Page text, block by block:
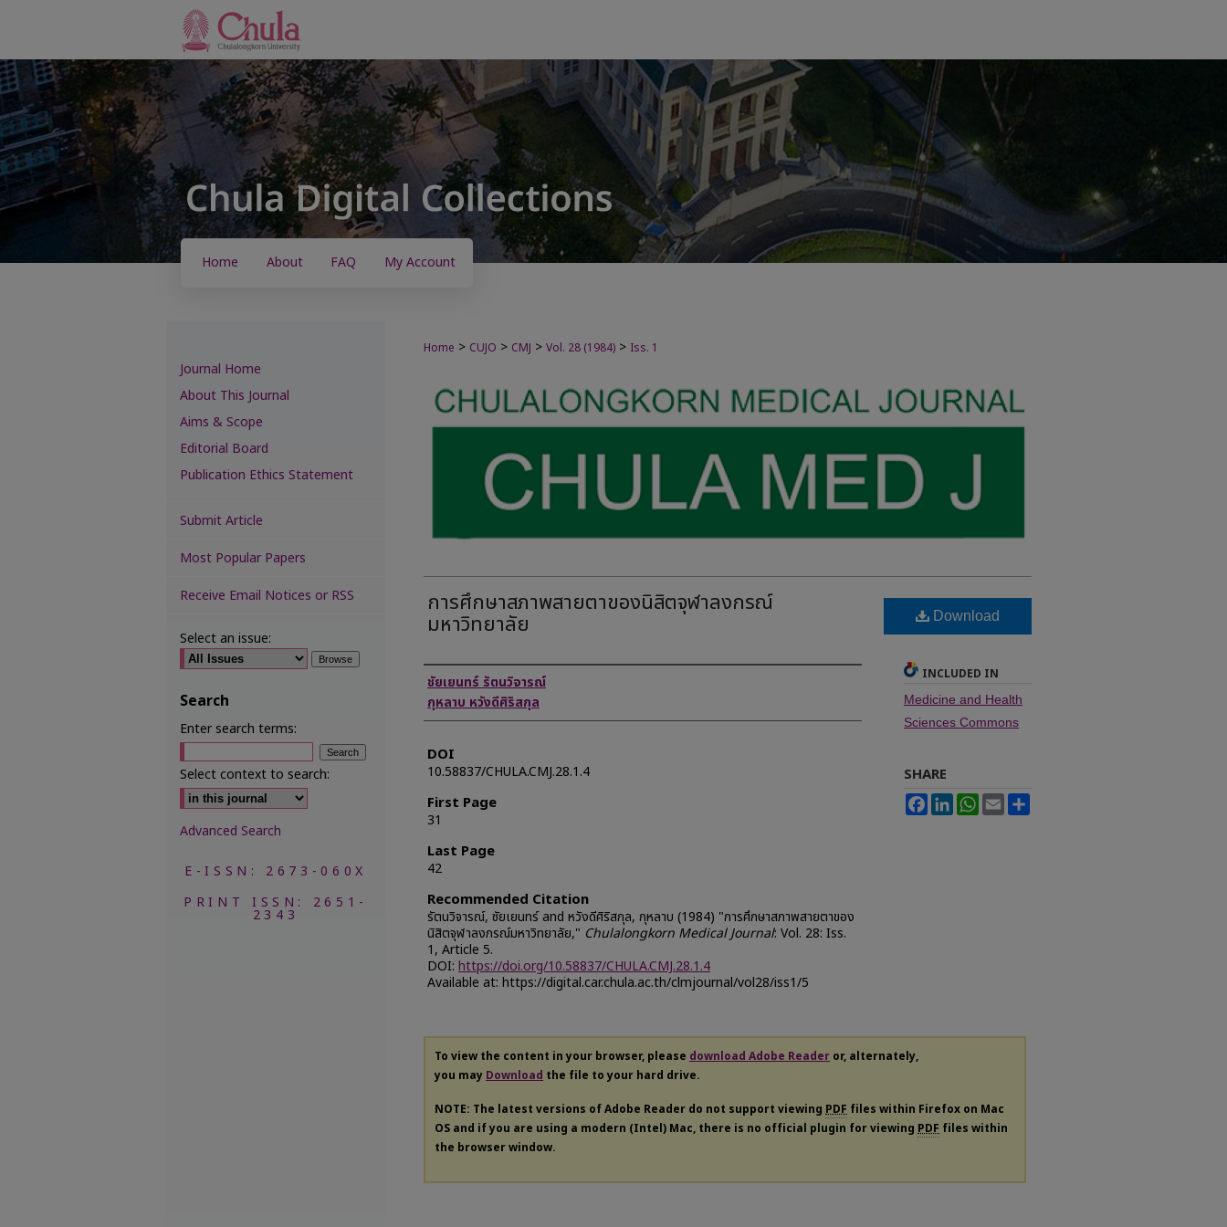
Home About FAQ My Account
Home > CUJO > CMJ > Vol. 28 (1984) > Iss. 1
การศึกษาสภาพสายตาของนิสิตจุฬาลงกรณ์
มหาวิทยาลัย
Authors
ชัยเยนทร์ รัตนวิจารณ์
กุหลาบ หวังดีศิริสกุล
DOI
10.58837/CHULA.CMJ.28.1.4
First Page
31
Last Page
42
Recommended Citation
รัตนวิจารณ์, ชัยเยนทร์ and หวังดีศิริสกุล, กุหลาบ (1984) "การศึกษาสภาพสายตาของ
นิสิตจุฬาลงกรณ์มหาวิทยาลัย," Chulalongkorn Medical Journal: Vol. 28: Iss.
1, Article 5.
DOI: https://doi.org/10.58837/CHULA.CMJ.28.1.4
Available at: https://digital.car.chula.ac.th/clmjournal/vol28/iss1/5
Download
INCLUDED IN
Medicine and Health
Sciences Commons
SHARE
FacebookLinkedInWhatsApp
Email
To view the content in your browser, please download Adobe Reader or, alternately,
you may Download the file to your hard drive.
NOTE: The latest versions of Adobe Reader do not support viewing PDF files within Firefox on Mac
OS and if you are using a modern (Intel) Mac, there is no official plugin for viewing PDF files within
the browser window.
Journal Home
About This Journal
Aims & Scope
Editorial Board
Publication Ethics Statement
Submit Article
Most Popular Papers
Receive Email Notices or RSS
Select an issue:
Search
Enter search terms:
Select context to search:
Advanced Search
E-ISSN: 2673-060X
PRINT ISSN: 2651-
2343